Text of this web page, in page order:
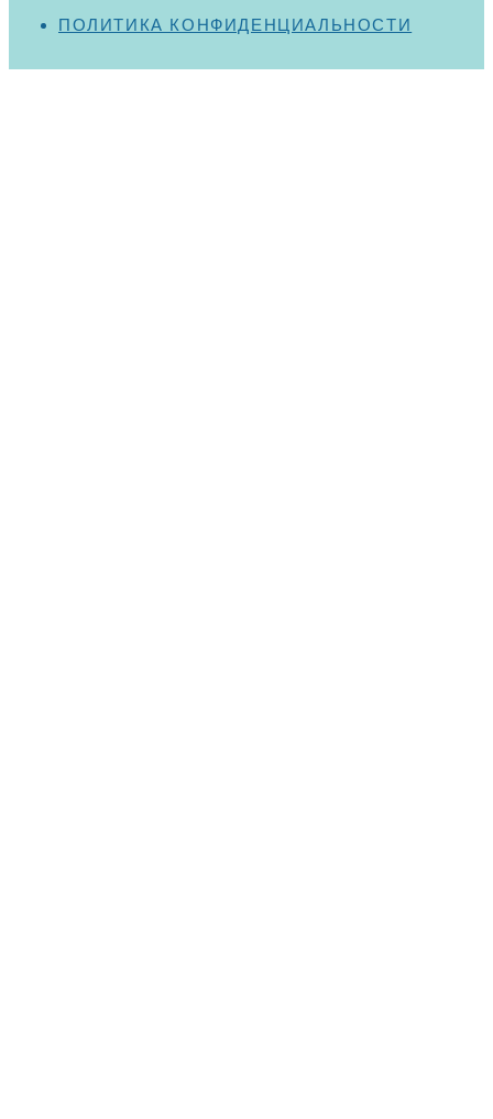
ПОЛИТИКА КОНФИДЕНЦИАЛЬНОСТИ